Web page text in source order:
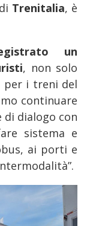
Trenitalia, è
un
, non solo
per i treni del
continuare
di dialogo con
sistema e
ai porti e